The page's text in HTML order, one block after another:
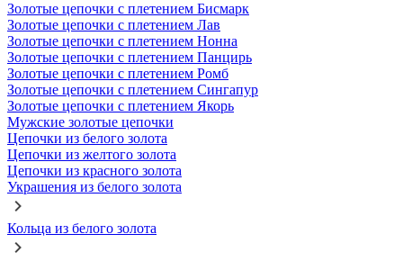
Золотые цепочки с плетением Бисмарк
Золотые цепочки с плетением Лав
Золотые цепочки с плетением Нонна
Золотые цепочки с плетением Панцирь
Золотые цепочки с плетением Ромб
Золотые цепочки с плетением Сингапур
Золотые цепочки с плетением Якорь
Мужские золотые цепочки
Цепочки из белого золота
Цепочки из желтого золота
Цепочки из красного золота
Украшения из белого золота
Кольца из белого золота